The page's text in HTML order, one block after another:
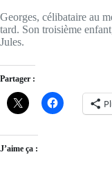
Georges, célibataire au
tard. Son troisième
Jules.
Partager :
J’aime ça :